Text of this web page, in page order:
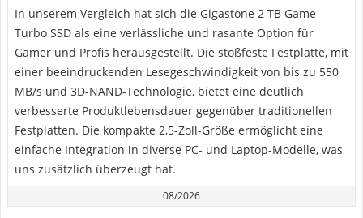
In unserem Vergleich hat sich die Gigastone 2 TB Game
Turbo SSD als eine verlässliche und rasante Option für
Gamer und Profis herausgestellt. Die stoßfeste Festplatte, mit
einer beeindruckenden Lesegeschwindigkeit von bis zu 550
MB/s und 3D-NAND-Technologie, bietet eine deutlich
verbesserte Produktlebensdauer gegenüber traditionellen
Festplatten. Die kompakte 2,5-Zoll-Größe ermöglicht eine
einfache Integration in diverse PC- und Laptop-Modelle, was
uns zusätzlich überzeugt hat.
08/2026